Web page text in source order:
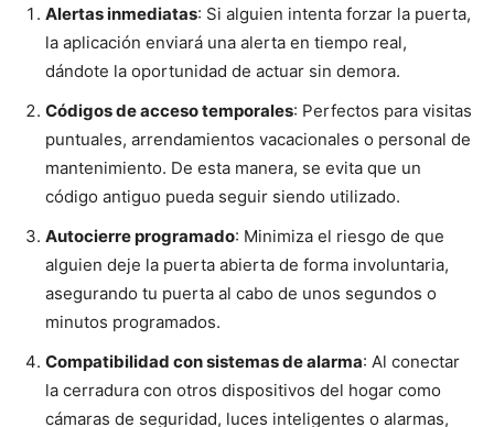
Alertas inmediatas: Si alguien intenta forzar la puerta,
la aplicación enviará una alerta en tiempo real,
dándote la oportunidad de actuar sin demora.
Códigos de acceso temporales: Perfectos para visitas
puntuales, arrendamientos vacacionales o personal de
mantenimiento. De esta manera, se evita que un
código antiguo pueda seguir siendo utilizado.
Autocierre programado: Minimiza el riesgo de que
alguien deje la puerta abierta de forma involuntaria,
asegurando tu puerta al cabo de unos segundos o
minutos programados.
Compatibilidad con sistemas de alarma: Al conectar
la cerradura con otros dispositivos del hogar como
cámaras de seguridad, luces inteligentes o alarmas,